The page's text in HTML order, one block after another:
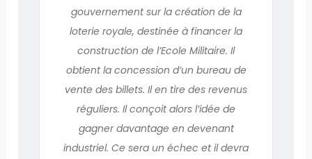
gouvernement sur la création de la
loterie royale, destinée à financer la
construction de l’Ecole Militaire. Il
obtient la concession d’un bureau de
vente des billets. Il en tire des revenus
réguliers. Il conçoit alors l’idée de
gagner davantage en devenant
industriel. Ce sera un échec et il devra